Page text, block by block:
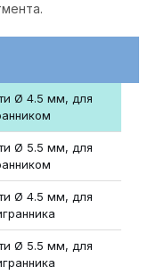
Ø 4.5 мм, для
Ø 5.5 мм, для
Ø 4.5 мм, для
Ø 5.5 мм, для